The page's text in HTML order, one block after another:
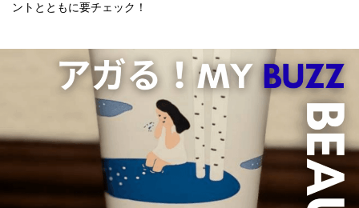
ントとともに要チェック！